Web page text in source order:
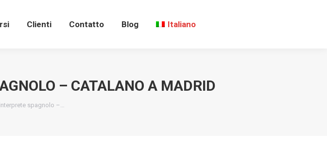
Clienti Contatto Blog Italiano
– CATALANO A MADRID
spagnolo –…